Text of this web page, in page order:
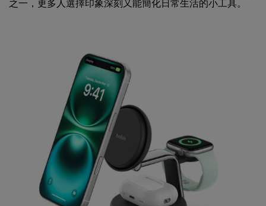
之一 ，更多人選擇印象深刻又能簡化日常生活的小工具。